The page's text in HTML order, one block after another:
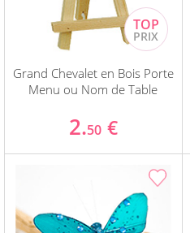
Grand Chevalet en Bois Porte
Menu ou Nom de Table
2.50 €